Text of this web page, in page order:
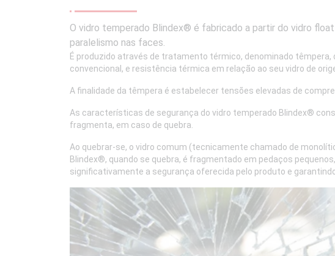
O vidro temperado Blindex® é fabricado a partir do vidro
paralelismo nas faces.
É produzido através de tratamento térmico, denominado
convencional, e resistência térmica em relação ao seu vidro de
A finalidade da têmpera é estabelecer tensões elevadas de
As características de segurança do vidro temperado Blindex®
fragmenta, em caso de quebra.
Ao quebrar-se, o vidro comum (tecnicamente chamado de
Blindex®, quando se quebra, é fragmentado em pedaços
significativamente a segurança oferecida pelo produto e